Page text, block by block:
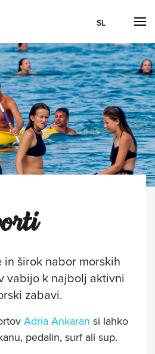
SL
širok nabor morskih
vabijo k najbolj aktivni
zabavi.
Adria Ankaran si lahko
pedalin, surf ali sup.